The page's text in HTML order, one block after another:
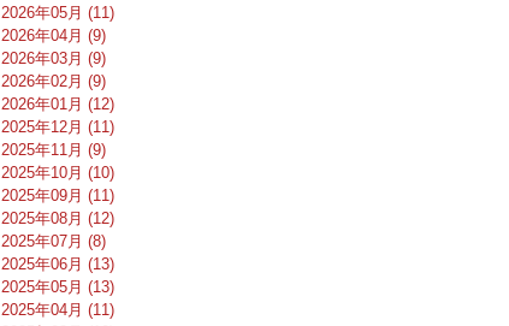
2026年05月 (11)
2026年04月 (9)
2026年03月 (9)
2026年02月 (9)
2026年01月 (12)
2025年12月 (11)
2025年11月 (9)
2025年10月 (10)
2025年09月 (11)
2025年08月 (12)
2025年07月 (8)
2025年06月 (13)
2025年05月 (13)
2025年04月 (11)